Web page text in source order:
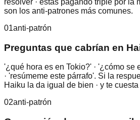
son los anti-patrones más comunes.
01anti-patrón
Preguntas que cabrían en
'¿qué hora es en Tokio?' · '¿cómo se
· 'resúmeme este párrafo'. Si la
Haiku la da igual de bien · y te
02anti-patrón